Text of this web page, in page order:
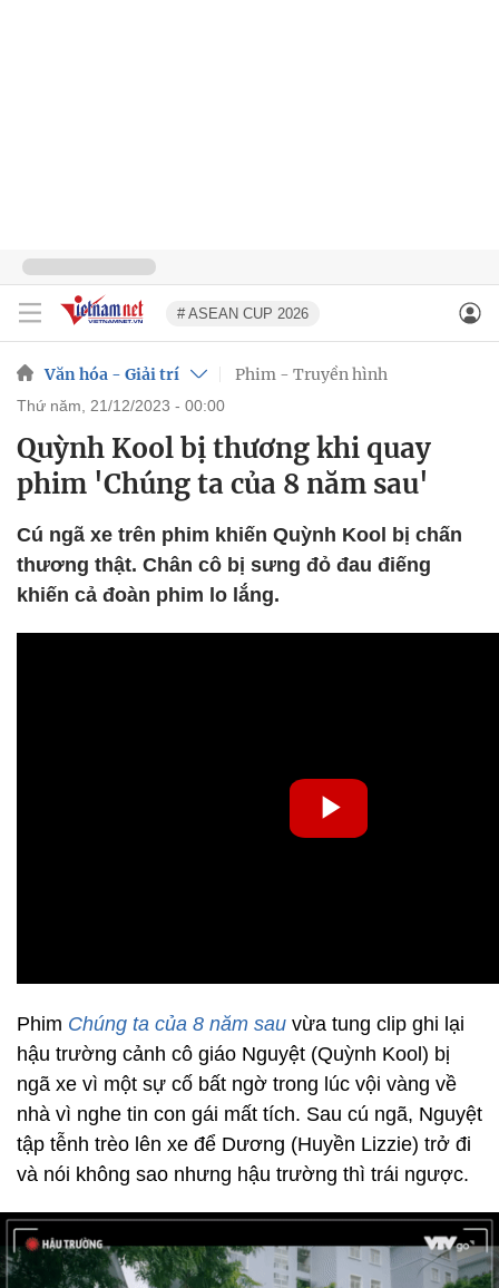
# ASEAN CUP 2026
Văn hóa - Giải trí Phim - Truyền hình
thứ năm, 21/12/2023 - 00:00
Quỳnh Kool bị thương khi quay
phim 'Chúng ta của 8 năm sau'
Cú ngã xe trên phim khiến Quỳnh Kool bị chấn
thương thật. Chân cô bị sưng đỏ đau điếng
khiến cả đoàn phim lo lắng.
Phim Chúng ta của 8 năm sau vừa tung clip ghi lại
hậu trường cảnh cô giáo Nguyệt (Quỳnh Kool) bị
ngã xe vì một sự cố bất ngờ trong lúc vội vàng về
nhà vì nghe tin con gái mất tích. Sau cú ngã, Nguyệt
tập tễnh trèo lên xe để Dương (Huyền Lizzie) trở đi
và nói không sao nhưng hậu trường thì trái ngược.